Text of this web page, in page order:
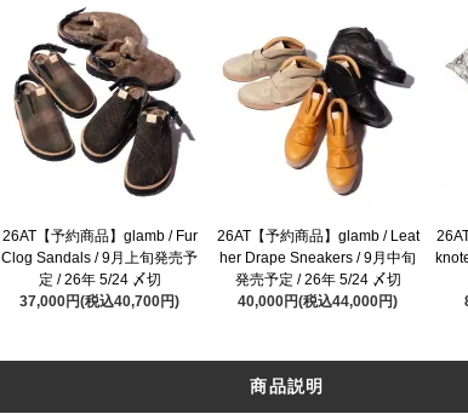
26AT【予約商品】glamb / Fur
Clog Sandals / 9月上旬発売予
定 / 26年 5/24 〆切
37,000円(税込40,700円)
26AT【予約商品】glamb / Leat
her Drape Sneakers / 9月中旬
発売予定 / 26年 5/24 〆切
40,000円(税込44,000円)
商品説明